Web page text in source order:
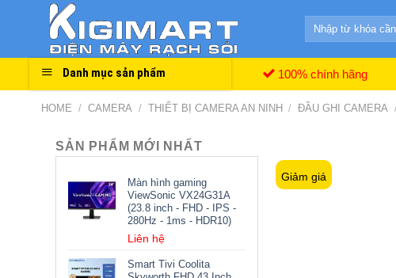
Search
Danh mục sản phẩm 100% chính hãng
HOME / CAMERA / THIẾT BỊ CAMERA AN NINH / ĐẦU GHI CAMERA
SẢN PHẨM MỚI NHẤT
Màn hình gaming
ViewSonic VX24G31A
(23.8 inch - FHD - IPS -
280Hz - 1ms - HDR10)
Liên hệ
Smart Tivi Coolita
Giảm giá